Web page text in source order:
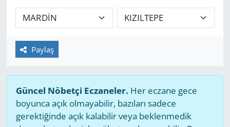
Paylaş
Güncel Nöbetçi Eczaneler. Her eczane gece
boyunca açık olmayabilir, bazıları sadece
gerektiğinde açık kalabilir veya beklenmedik
GÜNDEM
HABERDE İNSAN
MAGAZİN
POLİTİKA